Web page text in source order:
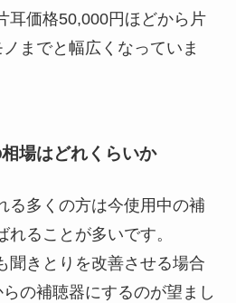
耳価格50,000円ほどから片
までと幅広くなっていま
場はどれくらいか
る多くの方は今使用中の補
ることが多いです。
聞きとりを改善させる場合
の補聴器にするのが望まし